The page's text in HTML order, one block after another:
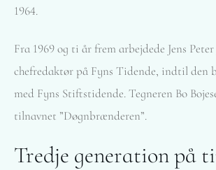
1964.
Fra 1969 og ti år frem arbejdede Jens Peter
chefredaktør på Fyns Tidende, indtil den
med Fyns Stiftstidende. Tegneren Bo
tilnavnet ”Døgnbrænderen”.
Tredje generation på